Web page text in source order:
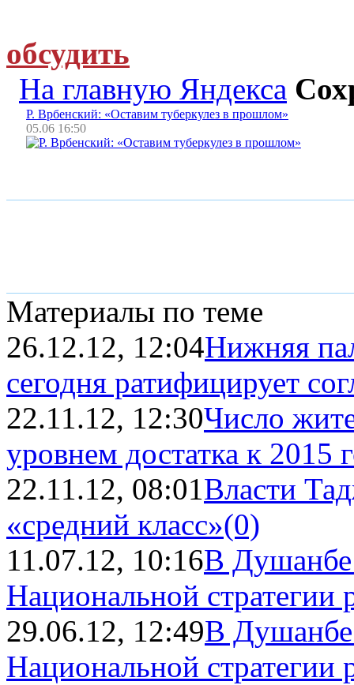
обсудить
На главную Яндекса
Р. Врбенский: «Оставим туберкулез в прошлом»
05.06 16:50
Материалы по теме
26.12.12, 12:04Нижняя
сегодня ратифицирует
22.11.12, 12:30Число
уровнем достатка к 2015
22.11.12, 08:01Власти
«средний класс»(0)
11.07.12, 10:16В Душанбе
Национальной стратегии
29.06.12, 12:49В Душанбе
Национальной стратегии